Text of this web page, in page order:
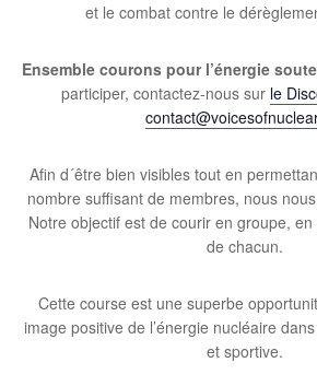
et le combat contre le
Ensemble courons pour l’énergie
participer, contactez-nous sur le
Afin d´être bien visibles tout en
nombre suffisant de membres, nous
Notre objectif est de courir en groupe, en
de chacun.
Cette course est une superbe
image positive de l’énergie nucléaire
et sportive.